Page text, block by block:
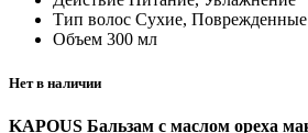
Тип волос Сухие, Поврежденные
Объем 300 мл
Нет в наличии
KAPOUS Бальзам с маслом ореха